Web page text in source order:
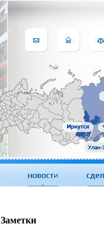
Заметки